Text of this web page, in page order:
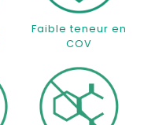
Faible teneur en
COV